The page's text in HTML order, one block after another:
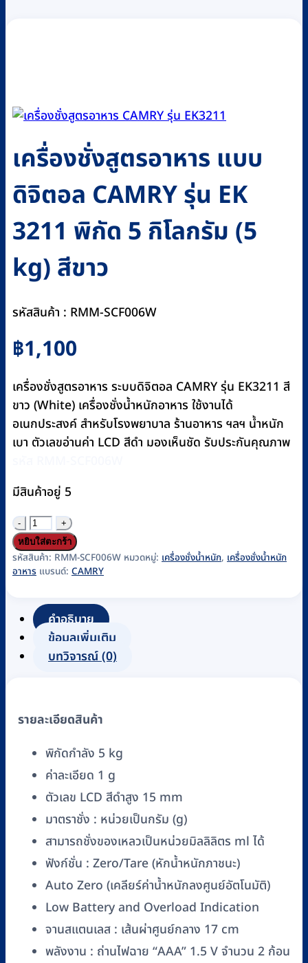
เครื่องชั่งสูตรอาหาร แบบ
ดิจิตอล CAMRY รุ่น EK
3211 พิกัด 5 กิโลกรัม (5
kg) สีขาว
รหัสสินค้า : RMM-SCF006W
฿1,100
เครื่องชั่งสูตรอาหาร ระบบดิจิตอล CAMRY รุ่น EK3211 สี
ขาว (White) เครื่องชั่งน้ำหนักอาหาร ใช้งานได้
อเนกประสงค์ สำหรับโรงพยาบาล ร้านอาหาร ฯลฯ น้ำหนัก
เบา ตัวเลขอ่านค่า LCD สีดำ มองเห็นชัด รับประกันคุณภาพ
มีสินค้าอยู่ 5
จำนวน
เครื่อง
ชั่ง
สูตร
แบบ
ดิจิตอล
CAMRY
พิกัด
กิโลกรัม
(5
kg)
สี
ขาว
หยิบใส่ตะกร้า
รหัสสินค้า: RMM-SCF006W หมวดหมู่: เครื่องชั่งน้ำหนัก, เครื่องชั่งน้ำหนัก
อาหาร แบรนด์: CAMRY
คำอธิบาย
ข้อมูลเพิ่มเติม
บทวิจารณ์ (0)
รายละเอียดสินค้า
พิกัดกำลัง 5 kg
ค่าละเอียด 1 g
ตัวเลข LCD สีดำสูง 15 mm
มาตราชั่ง : หน่วยเป็นกรัม (g)
สามารถชั่งของเหลวเป็นหน่วยมิลลิลิตร ml ได้
ฟังก์ชั่น : Zero/Tare (หักน้ำหนักภาชนะ)
Auto Zero (เคลียร์ค่าน้ำหนักลงศูนย์อัตโนมัติ)
Low Battery and Overload Indication
จานสแตนเลส : เส้นผ่าศูนย์กลาง 17 cm
พลังงาน : ถ่านไฟฉาย “AAA” 1.5 V จำนวน 2 ก้อน